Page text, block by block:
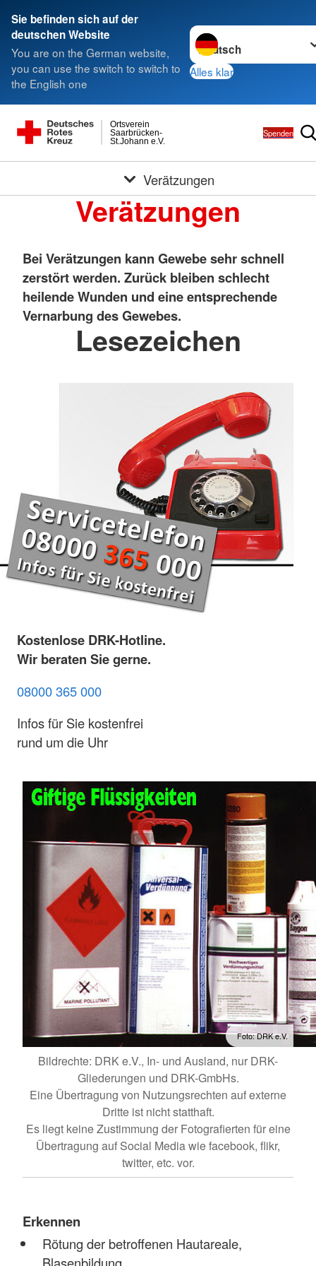
Sie befinden sich auf der
deutschen Website
You are on the German website,
you can use the switch to switch to
the English one
Sprache wechseln zu
Alles klar
St.Johann e.V.
Saarbrücken-
Ortsverein
Spenden
Verätzungen
Verätzungen
Bei Verätzungen kann Gewebe sehr schnell
zerstört werden. Zurück bleiben schlecht
heilende Wunden und eine entsprechende
Vernarbung des Gewebes.
Lesezeichen
Kostenlose DRK-Hotline.
Wir beraten Sie gerne.
08000 365 000
Infos für Sie kostenfrei
rund um die Uhr
Foto: DRK e.V.
Bildrechte: DRK e.V., In- und Ausland, nur DRK-
Gliederungen und DRK-GmbHs.
Eine Übertragung von Nutzungsrechten auf externe
Dritte ist nicht statthaft.
Es liegt keine Zustimmung der Fotografierten für eine
Übertragung auf Social Media wie facebook, flikr,
twitter, etc. vor.
Erkennen
Rötung der betroffenen Hautareale,